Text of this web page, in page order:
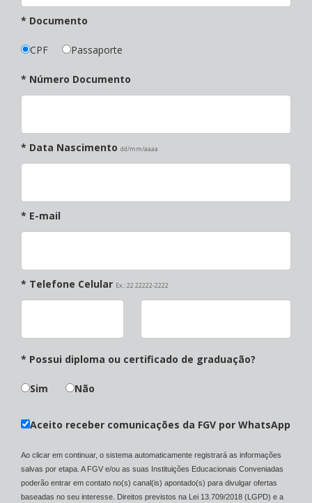
* Documento
CPF Passaporte
* Número Documento
* Data Nascimento dd/mm/aaaa
* E-mail
* Telefone Celular Ex.: 22 22222-2222
* Possui diploma ou certificado de graduação?
Sim Não
Aceito receber comunicações da FGV por WhatsApp
Ao clicar em continuar, o sistema automaticamente registrará as informações
salvas por etapa. A FGV e/ou as suas Instituições Educacionais Conveniadas
poderão entrar em contato no(s) canal(is) apontado(s) para divulgar ofertas
baseadas no seu interesse. Direitos previstos na Lei 13.709/2018 (LGPD) e a